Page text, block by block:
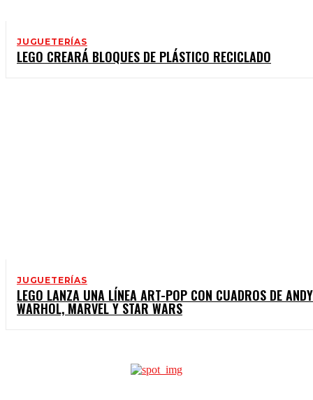
JUGUETERÍAS
LEGO CREARÁ BLOQUES DE PLÁSTICO RECICLADO
JUGUETERÍAS
LEGO LANZA UNA LÍNEA ART-POP CON CUADROS DE ANDY
WARHOL, MARVEL Y STAR WARS